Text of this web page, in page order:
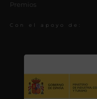
Premios
Con el apoyo de: